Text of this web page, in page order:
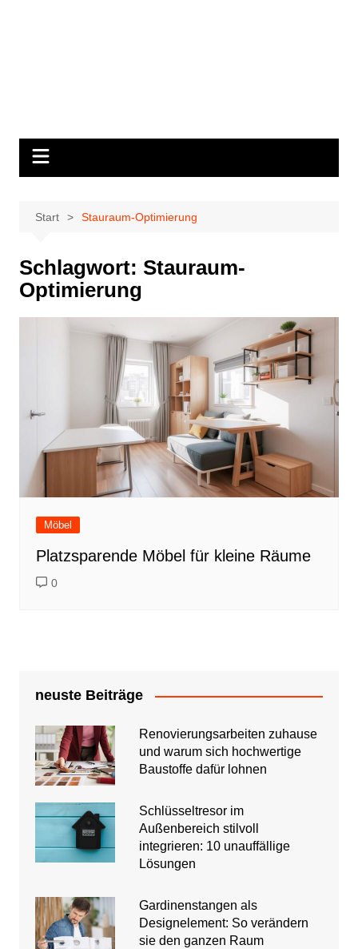
Start Stauraum-Optimierung
Schlagwort: Stauraum-
Optimierung
Möbel
Platzsparende Möbel für kleine Räume
0
neuste Beiträge
Renovierungsarbeiten zuhause
und warum sich hochwertige
Baustoffe dafür lohnen
Schlüsseltresor im
Außenbereich stilvoll
integrieren: 10 unauffällige
Lösungen
Gardinenstangen als
Designelement: So verändern
sie den ganzen Raum